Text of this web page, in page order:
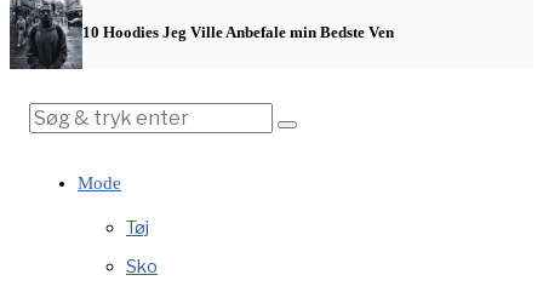
10 Hoodies Jeg Ville Anbefale min Bedste Ven
Mode
Tøj
Sko